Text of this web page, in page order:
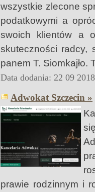
wszystkie zlecone
podatkowymi a
swoich klientów a
skuteczności radcy,
panem T.
Data dodania: 22 09
Adwokat Szczecin »
prawie rodzinnym i